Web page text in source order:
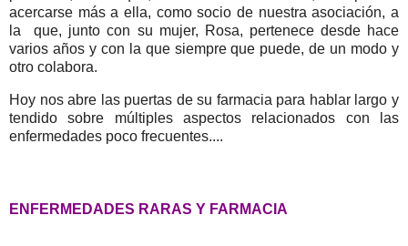
acercarse más a ella, como socio de nuestra asociación, a
la que, junto con su mujer, Rosa, pertenece desde hace
varios años y con la que siempre que puede, de un modo y
otro colabora.
Hoy nos abre las puertas de su farmacia para hablar largo y
tendido sobre múltiples aspectos relacionados con las
enfermedades poco frecuentes....
ENFERMEDADES RARAS Y FARMACIA